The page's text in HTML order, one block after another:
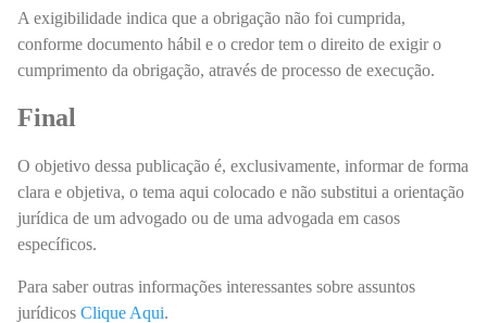
A exigibilidade indica que a obrigação não foi cumprida,
conforme documento hábil e o credor tem o direito de exigir o
cumprimento da obrigação, através de processo de execução.
Final
O objetivo dessa publicação é, exclusivamente, informar de forma
clara e objetiva, o tema aqui colocado e não substitui a orientação
jurídica de um advogado ou de uma advogada em casos
específicos.
Para saber outras informações interessantes sobre assuntos
jurídicos Clique Aqui.